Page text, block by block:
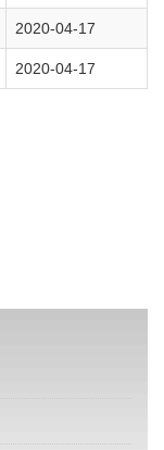
2020-04-17
2020-04-17